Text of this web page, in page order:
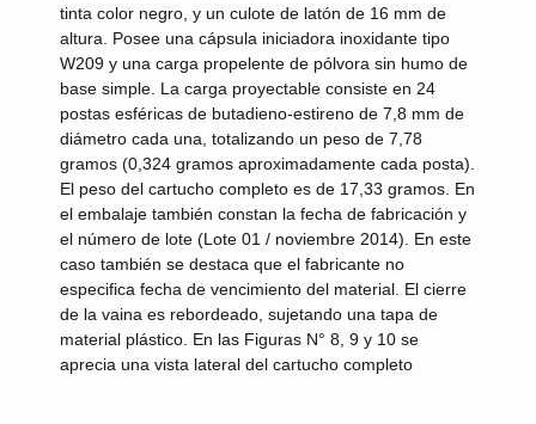
tinta color negro, y un culote de latón de 16 mm de
altura. Posee una cápsula iniciadora inoxidante tipo
W209 y una carga propelente de pólvora sin humo de
base simple. La carga proyectable consiste en 24
postas esféricas de butadieno-estireno de 7,8 mm de
diámetro cada una, totalizando un peso de 7,78
gramos (0,324 gramos aproximadamente cada posta).
El peso del cartucho completo es de 17,33 gramos. En
el embalaje también constan la fecha de fabricación y
el número de lote (Lote 01 / noviembre 2014). En este
caso también se destaca que el fabricante no
especifica fecha de vencimiento del material. El cierre
de la vaina es rebordeado, sujetando una tapa de
material plástico. En las Figuras N° 8, 9 y 10 se
aprecia una vista lateral del cartucho completo